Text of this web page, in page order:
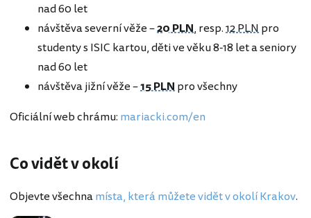
nad 60 let
návštěva severní věže –20 PLN, resp.12 PLNpro
studenty s ISIC kartou, děti ve věku 8-18 let a seniory
nad 60 let
návštěva jižní věže –15 PLNpro všechny
Oficiální web chrámu: mariacki.com/en
Co vidět v okolí
Objevte všechnamísta, která můžete vidět v okolí Krakov.